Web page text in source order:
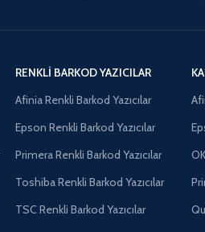
RENKLI BARKOD YAZICILAR
Afinia Renkli Barkod Yazıcılar
Epson Renkli Barkod Yazıcılar
Primera Renkli Barkod Yazıcılar
Toshiba Renkli Barkod Yazıcılar
TSC Renkli Barkod Yazıcılar